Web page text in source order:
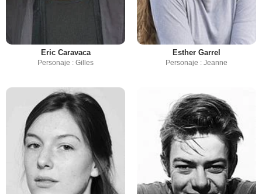
Eric Caravaca
Personaje : Gilles
Esther Garrel
Personaje : Jeanne